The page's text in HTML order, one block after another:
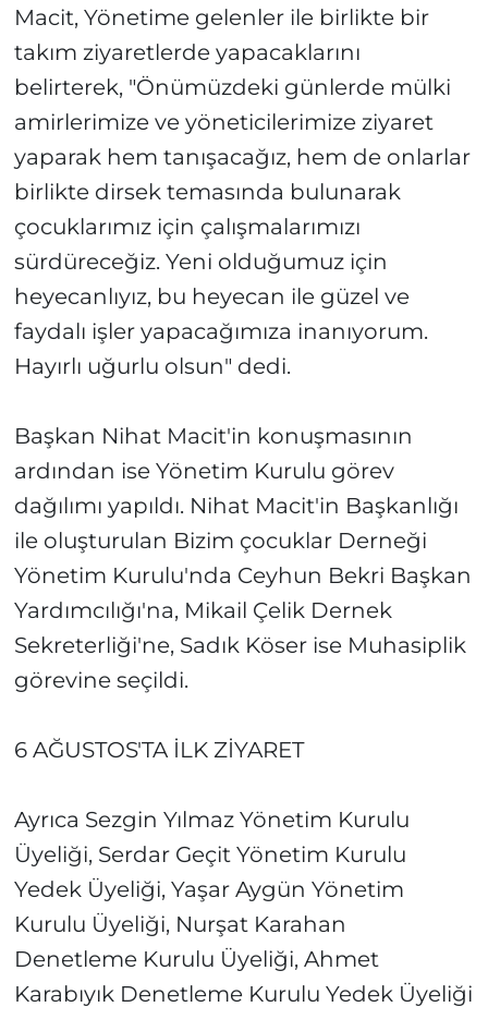
Macit, Yönetime gelenler ile birlikte bir
takım ziyaretlerde yapacaklarını
belirterek, "Önümüzdeki günlerde mülki
amirlerimize ve yöneticilerimize ziyaret
yaparak hem tanışacağız, hem de onlarlar
birlikte dirsek temasında bulunarak
çocuklarımız için çalışmalarımızı
sürdüreceğiz. Yeni olduğumuz için
heyecanlıyız, bu heyecan ile güzel ve
faydalı işler yapacağımıza inanıyorum.
Hayırlı uğurlu olsun" dedi.
Başkan Nihat Macit'in konuşmasının
ardından ise Yönetim Kurulu görev
dağılımı yapıldı. Nihat Macit'in Başkanlığı
ile oluşturulan Bizim çocuklar Derneği
Yönetim Kurulu'nda Ceyhun Bekri Başkan
Yardımcılığı'na, Mikail Çelik Dernek
Sekreterliği'ne, Sadık Köser ise Muhasiplik
görevine seçildi.
6 AĞUSTOS'TA İLK ZİYARET
Ayrıca Sezgin Yılmaz Yönetim Kurulu
Üyeliği, Serdar Geçit Yönetim Kurulu
Yedek Üyeliği, Yaşar Aygün Yönetim
Kurulu Üyeliği, Nurşat Karahan
Denetleme Kurulu Üyeliği, Ahmet
Karabıyık Denetleme Kurulu Yedek Üyeliği